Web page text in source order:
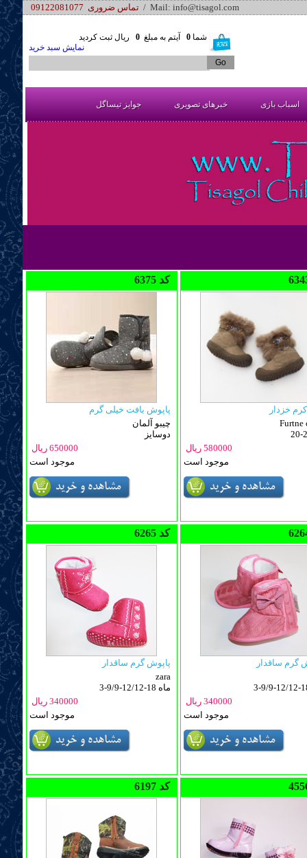
تماس ضروری 09122081077 / Mail: info@tisagol.com
شما0 آیتم به مبلغ0 ریال ثبت کردید
نمایش سبد خرید
اسباب بازی خبرهای تصویری جوایز تیساگل
6375 کد
پاپوش بافت خیلی گرم
چیبو آلمان
دوسایز
650000 ریال
موجود است
خزدار
Furtne
20-
580000 ریال
موجود است
6265 کد
پاپوش گرم ساقدار
zara
3-9/9-12/12-18 ماه
340000 ریال
موجود است
گرم ساقدار
340000 ریال
موجود است
6197 کد